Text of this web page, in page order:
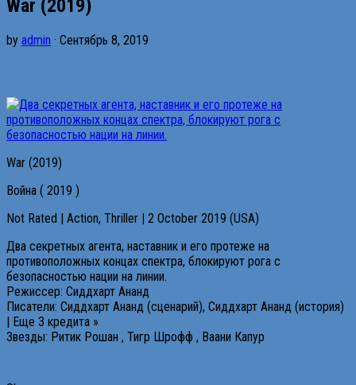
War (2019)
by admin · Сентябрь 8, 2019
War (2019)
Война ( 2019 )
Not Rated | Action, Thriller | 2 October 2019 (USA)
Два секретных агента, наставник и его протеже на
противоположных концах спектра, блокируют рога с
безопасностью нации на линии.
Режиссер: Сиддхарт Ананд
Писатели: Сиддхарт Ананд (сценарий), Сиддхарт Ананд (история)
| Еще 3 кредита »
Звезды: Ритик Рошан , Тигр Шрофф , Ваани Капур